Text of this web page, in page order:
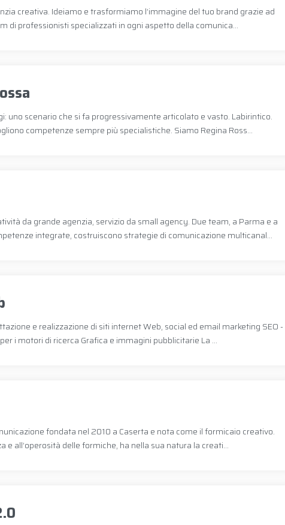
creativa. Ideiamo e trasformiamo l’immagine del tuo brand grazie ad
di professionisti specializzati in ogni aspetto della comunica...
uno scenario che si fa progressivamente articolato e vasto. Labirintico.
competenze sempre più specialistiche. Siamo Regina Ross...
da grande agenzia, servizio da small agency. Due team, a Parma e a
integrate, costruiscono strategie di comunicazione multicanal...
e realizzazione di siti internet Web, social ed email marketing SEO -
i motori di ricerca Grafica e immagini pubblicitarie La ...
fondata nel 2010 a Caserta e nota come il formicaio creativo.
e all’operosità delle formiche, ha nella sua natura la creati...